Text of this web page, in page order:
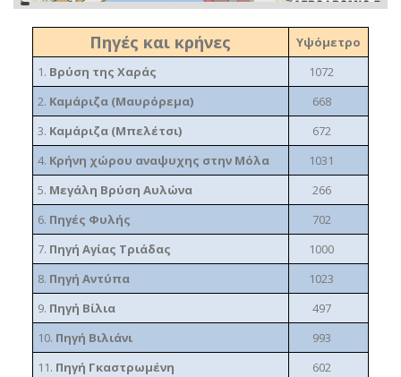
Πηγές και κρήνες
Υψόμετρο
1. Βρύση της Χαράς
1072
2. Καμάριζα (Μαυρόρεμα)
668
3. Καμάριζα (Μπελέτσι)
672
4. Κρήνη χώρου αναψυχης στην Μόλα
1031
5. Μεγάλη Βρύση Αυλώνα
266
6. Πηγές Φυλής
702
7. Πηγή Αγίας Τριάδας
1000
8. Πηγή Αντύπα
1023
9. Πηγή Βίλια
497
10. Πηγή Βιλιάνι
993
11. Πηγή Γκαστρωμένη
602